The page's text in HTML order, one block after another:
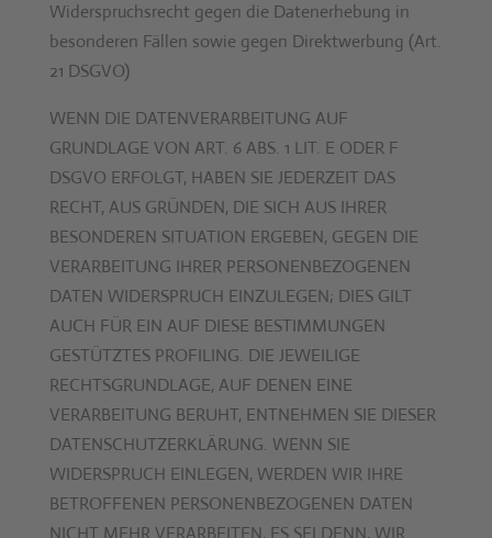
Wider­spruch­srecht gegen die Daten­er­he­bung in
beson­deren Fällen sowie gegen Direk­twer­bung (Art.
21 DSGVO)
WENN DIE DATENVERARBEITUNG AUF
GRUNDLAGE VON ART. 6 ABS. 1 LIT. E ODER F
DSGVO ERFOLGT, HABEN SIE JEDERZEIT DAS
RECHT, AUS GRÜNDEN, DIE SICH AUS IHRER
BESONDEREN SITUATION ERGEBEN, GEGEN DIE
VERARBEITUNG IHRER PERSONENBEZOGENEN
DATEN WIDERSPRUCH EINZULEGEN; DIES GILT
AUCH FÜR EIN AUF DIESE BESTIMMUNGEN
GESTÜTZTES PROFILING. DIE JEWEILIGE
RECHTSGRUNDLAGE, AUF DENEN EINE
VERARBEITUNG BERUHT, ENTNEHMEN SIE DIESER
DATENSCHUTZERKLÄRUNG. WENN SIE
WIDERSPRUCH EINLEGEN, WERDEN WIR IHRE
BETROFFENEN PERSONENBEZOGENEN DATEN
NICHT MEHR VERARBEITEN, ES SEI DENN, WIR